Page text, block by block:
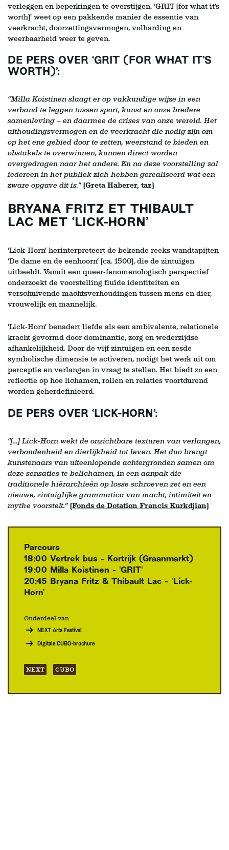
verleggen en beperkingen te overstijgen. ‘GRIT (for what it’s
worth)’ weet op een pakkende manier de essentie van
veerkracht, doorzettingsvermogen, volharding en
weerbaarheid weer te geven.
DE PERS OVER ‘GRIT (FOR WHAT IT’S
WORTH)’:
“Milla Koistinen slaagt er op vakkundige wijze in een
verband te leggen tussen sport, kunst en onze bredere
samenleving – en daarmee de crises van onze wereld. Het
uithoudingsvermogen en de veerkracht die nodig zijn om
op het ene gebied door te zetten, weerstand te bieden en
obstakels te overwinnen, kunnen direct worden
overgedragen naar het andere. En na deze voorstelling zal
iedereen in het publiek zich hebben gerealiseerd wat een
zware opgave dit is.” (Greta Haberer, taz)
BRYANA FRITZ ET THIBAULT
LAC MET ‘LICK-HORN’
‘Lick-Horn’ herinterpreteert de bekende reeks wandtapijten
‘De dame en de eenhoorn’ (ca. 1500), die de zintuigen
uitbeeldt. Vanuit een queer-fenomenologisch perspectief
onderzoekt de voorstelling fluïde identiteiten en
verschuivende machtsverhoudingen tussen mens en dier,
vrouwelijk en mannelijk.
‘Lick-Horn’ benadert liefde als een ambivalente, relationele
kracht gevormd door dominantie, zorg en wederzijdse
afhankelijkheid. Door de vijf zintuigen en een zesde
symbolische dimensie te activeren, nodigt het werk uit om
perceptie en verlangen in vraag te stellen. Het biedt zo een
reflectie op hoe lichamen, rollen en relaties voortdurend
worden geherdefinieerd.
DE PERS OVER ‘LICK-HORN’:
“[…] Lick-Horn wekt de onzichtbare texturen van verlangen,
verbondenheid en dierlijkheid tot leven. Het duo brengt
kunstenaars van uiteenlopende achtergronden samen om
deze sensaties te belichamen, in een aanpak die
traditionele hiërarchieën op losse schroeven zet en een
nieuwe, zintuiglijke grammatica van macht, intimiteit en
mythe voorstelt.” (Fonds de Dotation Francis Kurkdjian)
Parcours
18:00 Vertrek bus - Kortrijk (Graanmarkt)
19:00 Milla Koistinen - 'GRIT'
20:45 Bryana Fritz & Thibault Lac - 'Lick-
Horn'
Onderdeel van
NEXT Arts Festival
Digitale CUBO-brochure
NEXT CUBO